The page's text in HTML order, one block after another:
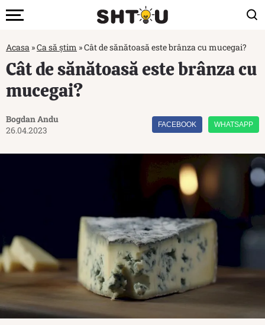
Acasa »Ca să știm »Cât de sănătoasă este brânza cu mucegai?
Cât de sănătoasă este brânza cu
mucegai?
Bogdan Andu
26.04.2023
FACEBOOK WHATSAPP